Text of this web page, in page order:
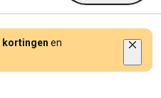
kortingen en